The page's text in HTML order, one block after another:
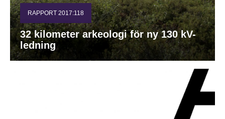
RAPPORT 2017:118
32 kilometer arkeologi för ny 130 kV-
ledning